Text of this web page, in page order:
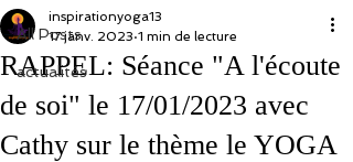
All Posts
actualités
RAPPEL: Séance "A l'écoute
de soi" le 17/01/2023 avec
Cathy sur le thème le YOGA
inspirationyoga13
17 janv. 2023 1 min de lecture